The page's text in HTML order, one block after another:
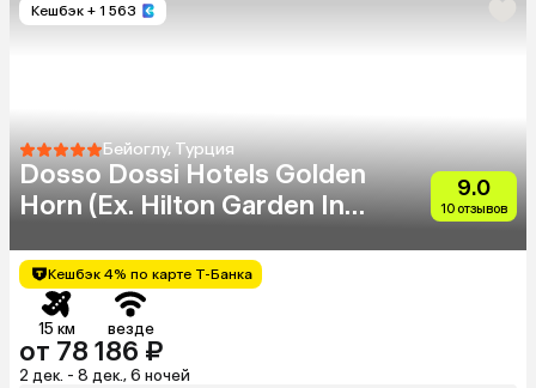
Кешбэк + 1 563
Бейоглу, Турция
Dosso Dossi Hotels Golden
Horn (Eх. Hilton Garden Inn
9.0
10 отзывов
Кешбэк 4% по карте Т-Банка
15 км везде
от 78 186 ₽
2 дек. - 8 дек., 6 ночей